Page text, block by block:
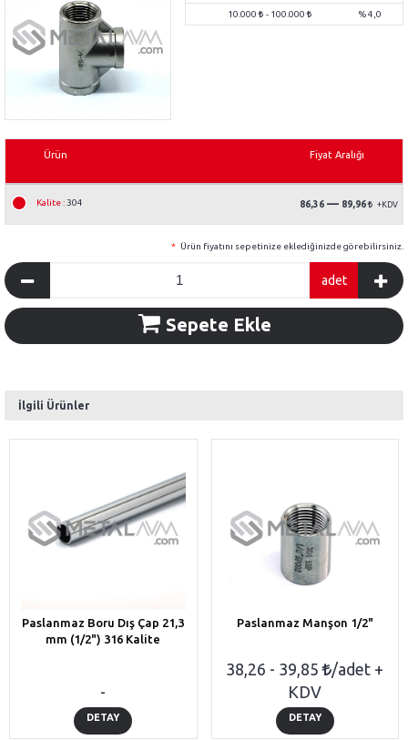
10.000 - 100.000 % 4,0
Ürün Fiyat Aralığı
Kalite : 304 86,36— 89,96
* Ürün fiyatını sepetinize eklediğinizde görebilirsiniz.
adet
Sepete Ekle
İlgili Ürünler
Paslanmaz Boru Dış Çap 21,3
mm (1/2") 316 Kalite
-
DETAY
Paslanmaz Manşon 1/2"
38,26 - 39,85 /adet +
KDV
DETAY